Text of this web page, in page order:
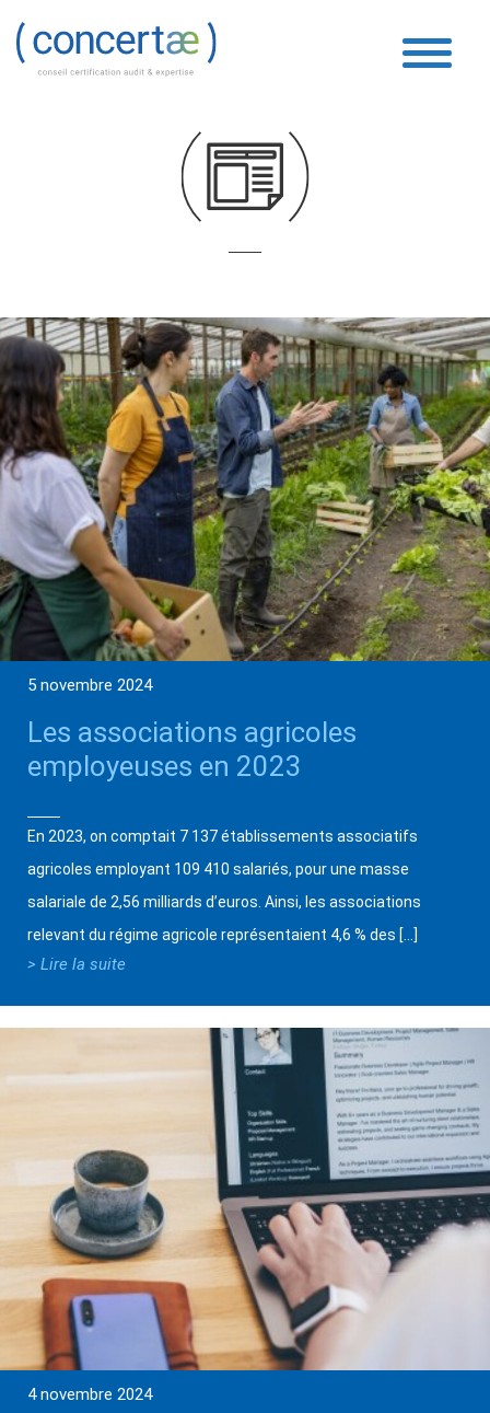
5 novembre 2024
Les associations agricoles
employeuses en 2023
En 2023, on comptait 7 137 établissements associatifs
agricoles employant 109 410 salariés, pour une masse
salariale de 2,56 milliards d’euros. Ainsi, les associations
relevant du régime agricole représentaient 4,6 % des […]
> Lire la suite
4 novembre 2024